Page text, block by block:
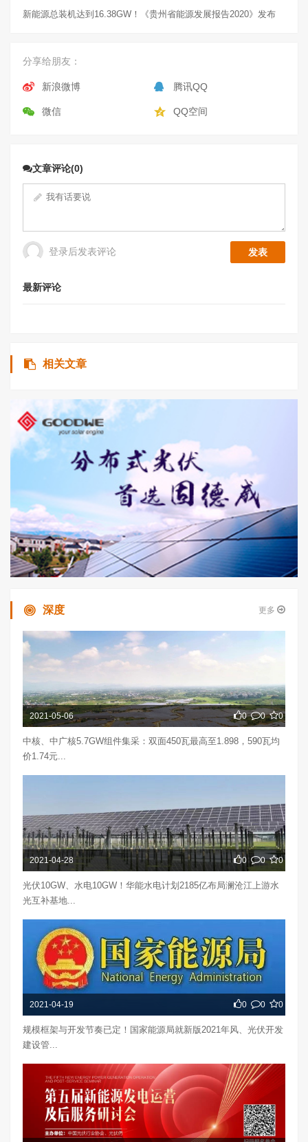
新能源总装机达到16.38GW！《贵州省能源发展报告2020》发布
分享给朋友：
新浪微博 腾讯QQ
微信 QQ空间
文章评论(0)
登录后发表评论
最新评论
相关文章
深度 更多
2021-05-06 0 0 0
中核、中广核5.7GW组件集采：双面450瓦最高至1.898，590瓦均
价1.74元...
2021-04-28 0 0 0
光伏10GW、水电10GW！华能水电计划2185亿布局澜沧江上游水
光互补基地...
2021-04-19 0 0 0
规模框架与开发节奏已定！国家能源局就新版2021年风、光伏开发
建设管...